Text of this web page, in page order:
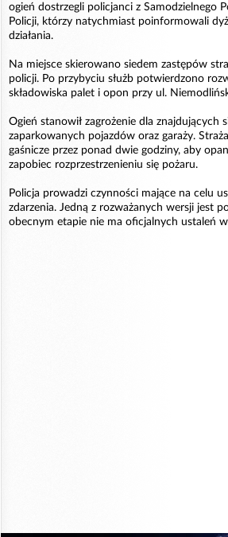
ogień dostrzegli policjanci z Samodzielnego
Policji, którzy natychmiast poinformowali
działania.
Na miejsce skierowano siedem zastępów
policji. Po przybyciu służb potwierdzono
składowiska palet i opon przy ul.
Ogień stanowił zagrożenie dla znajdujących
zaparkowanych pojazdów oraz garaży.
gaśnicze przez ponad dwie godziny, aby
zapobiec rozprzestrzenieniu się pożaru.
Policja prowadzi czynności mające na celu
zdarzenia. Jedną z rozważanych wersji jest
obecnym etapie nie ma oficjalnych ustaleń